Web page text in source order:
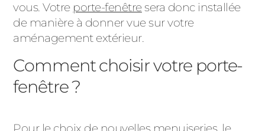
vous. Votre porte-fenêtresera donc installée
de manière à donner vue sur votre
aménagement extérieur.
Comment choisir votre porte-
fenêtre ?